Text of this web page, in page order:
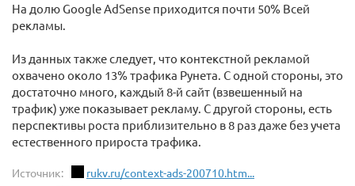
На долю Google AdSense приходится почти 50% Всей
рекламы.
Из данных также следует, что контекстной рекламой
охвачено около 13% трафика Рунета. С одной стороны, это
достаточно много, каждый 8-й сайт (взвешенный на
трафик) уже показывает рекламу. С другой стороны, есть
перспективы роста приблизительно в 8 раз даже без учета
естественного прироста трафика.
Источник: rukv.ru/context-ads-200710.htm...